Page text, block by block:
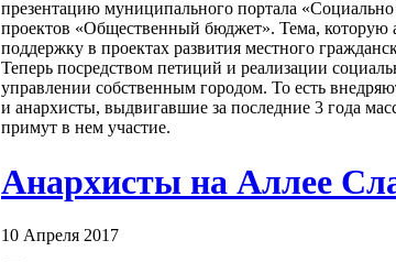
презентацию муниципального портала
проектов «Общественный бюджет». Тема, которую
поддержку в проектах развития местного
Теперь посредством петиций и реализации
управлении собственным городом. То есть
и анархисты, выдвигавшие за последние 3 года
примут в нем участие.
Анархисты на Аллее
10 Апреля 2017